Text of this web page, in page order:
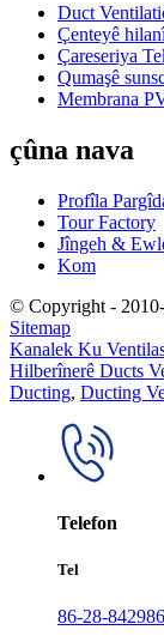
Duct
Çenteyê
Çareseriya
Qumaşê
Membrana
çûna nava
Profîla
Tour Factory
Jîngeh &
Kom
© Copyright -
Sitemap
Kanalek Ku
Hilberînerê Ducts
Ducting, Ducting
Telefon
Tel
86-28-